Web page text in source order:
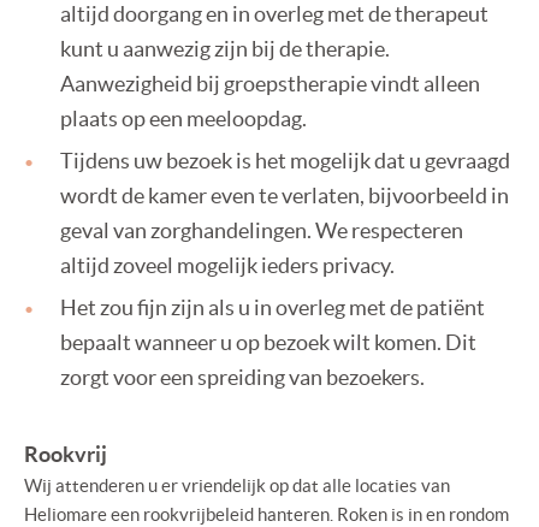
altijd doorgang en in overleg met de therapeut
kunt u aanwezig zijn bij de therapie.
Aanwezigheid bij groepstherapie vindt alleen
plaats op een meeloopdag.
Tijdens uw bezoek is het mogelijk dat u gevraagd
wordt de kamer even te verlaten, bijvoorbeeld in
geval van zorghandelingen. We respecteren
altijd zoveel mogelijk ieders privacy.
Het zou fijn zijn als u in overleg met de patiënt
bepaalt wanneer u op bezoek wilt komen. Dit
zorgt voor een spreiding van bezoekers.
Rookvrij
Wij attenderen u er vriendelijk op dat alle locaties van
Heliomare een rookvrijbeleid hanteren. Roken is in en rondom